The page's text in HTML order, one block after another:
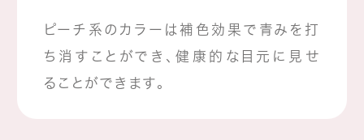
ピーチ系のカラーは補色効果で青みを打
ち消すことができ、健康的な目元に見せ
ることができます。